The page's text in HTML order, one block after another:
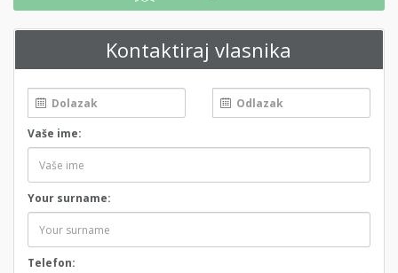
Kontaktiraj vlasnika
Vaše ime:
Your surname:
Telefon: